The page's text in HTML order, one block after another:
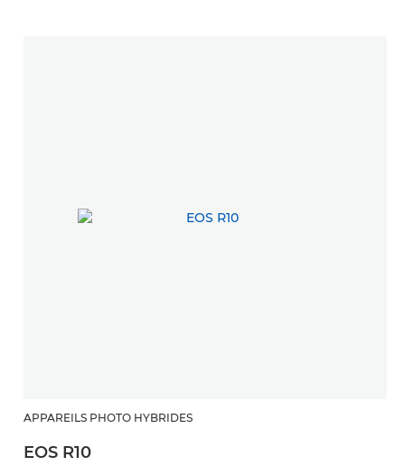
APPAREILS PHOTO HYBRIDES
EOS R10